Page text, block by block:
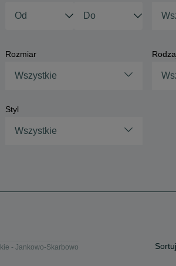
Rozmiar
Wszystkie
Styl
Wszystkie
- Jankowo-Skarbowo